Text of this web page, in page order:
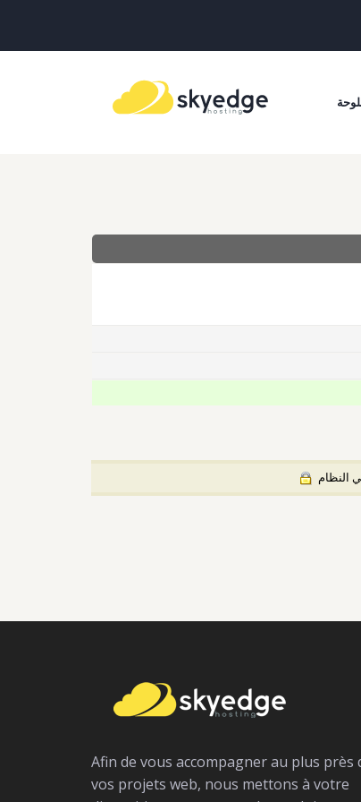
النظام
Afin de vous accompagner au plus près
vos projets web, nous mettons à votre